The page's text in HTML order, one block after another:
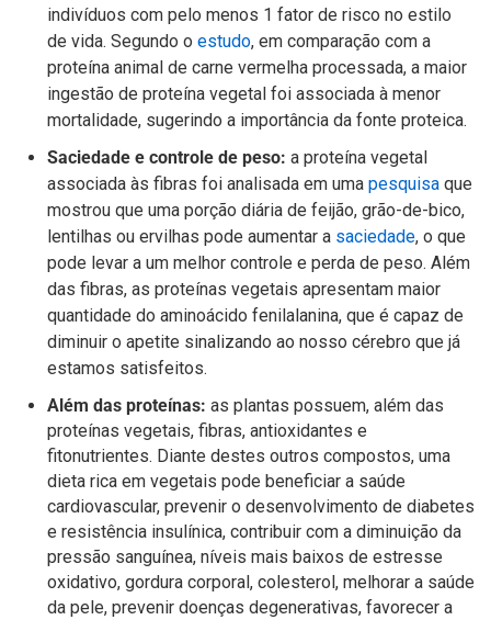
indivíduos com pelo menos 1 fator de risco no estilo
de vida. Segundo o estudo, em comparação com a
proteína animal de carne vermelha processada, a maior
ingestão de proteína vegetal foi associada à menor
mortalidade, sugerindo a importância da fonte proteica.
Saciedade e controle de peso: a proteína vegetal
associada às fibras foi analisada em uma pesquisa que
mostrou que uma porção diária de feijão, grão-de-bico,
lentilhas ou ervilhas pode aumentar a saciedade, o que
pode levar a um melhor controle e perda de peso. Além
das fibras, as proteínas vegetais apresentam maior
quantidade do aminoácido fenilalanina, que é capaz de
diminuir o apetite sinalizando ao nosso cérebro que já
estamos satisfeitos.
Além das proteínas: as plantas possuem, além das
proteínas vegetais, fibras, antioxidantes e
fitonutrientes. Diante destes outros compostos, uma
dieta rica em vegetais pode beneficiar a saúde
cardiovascular, prevenir o desenvolvimento de diabetes
e resistência insulínica, contribuir com a diminuição da
pressão sanguínea, níveis mais baixos de estresse
oxidativo, gordura corporal, colesterol, melhorar a saúde
da pele, prevenir doenças degenerativas, favorecer a